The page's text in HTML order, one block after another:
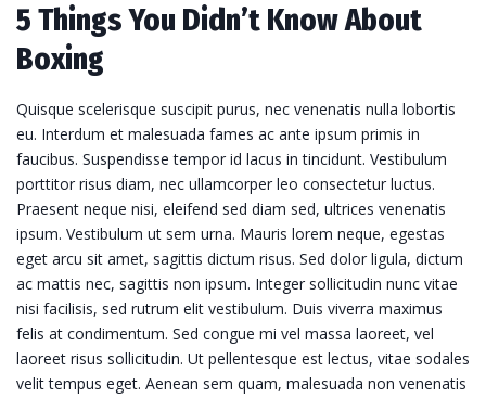
5 Things You Didn’t Know About
Boxing
Quisque scelerisque suscipit purus, nec venenatis nulla lobortis
eu. Interdum et malesuada fames ac ante ipsum primis in
faucibus. Suspendisse tempor id lacus in tincidunt. Vestibulum
porttitor risus diam, nec ullamcorper leo consectetur luctus.
Praesent neque nisi, eleifend sed diam sed, ultrices venenatis
ipsum. Vestibulum ut sem urna. Mauris lorem neque, egestas
eget arcu sit amet, sagittis dictum risus. Sed dolor ligula, dictum
ac mattis nec, sagittis non ipsum. Integer sollicitudin nunc vitae
nisi facilisis, sed rutrum elit vestibulum. Duis viverra maximus
felis at condimentum. Sed congue mi vel massa laoreet, vel
laoreet risus sollicitudin. Ut pellentesque est lectus, vitae sodales
velit tempus eget. Aenean sem quam, malesuada non venenatis